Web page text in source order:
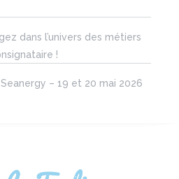
dans l’univers des métiers
!
Seanergy – 19 et 20 mai 2026